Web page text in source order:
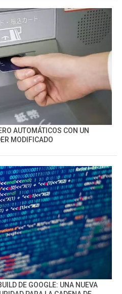
AUTOMÁTICOS CON UN
MODIFICADO
DE GOOGLE: UNA NUEVA